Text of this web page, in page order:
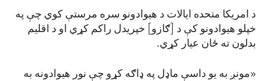
د امریکا متحده ایالات د هیوادونو سره مرستې کوي چې په
خپلو هیوادونو کې د [ګازو] خپریدل راکم کړي او د اقلیم
بدلون ته ځان عیار کړي.
«مونږ به یو داسې ماډل په ډاګه کړو چې نور هیوادونه به